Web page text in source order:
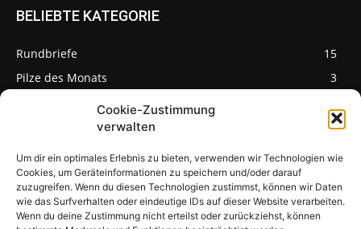
Cookie-Zustimmung
verwalten
Um dir ein optimales Erlebnis zu bieten, verwenden wir Technologien wie
Cookies, um Geräteinformationen zu speichern und/oder darauf
zuzugreifen. Wenn du diesen Technologien zustimmst, können wir Daten
wie das Surfverhalten oder eindeutige IDs auf dieser Website verarbeiten.
Wenn du deine Zustimmung nicht erteilst oder zurückziehst, können
BELIEBTE KATEGORIE
Rundbriefe
15
Pilze des Monats
3
Pilzseite
Seltene Pilze aus
Mainfranken und
Deutschland